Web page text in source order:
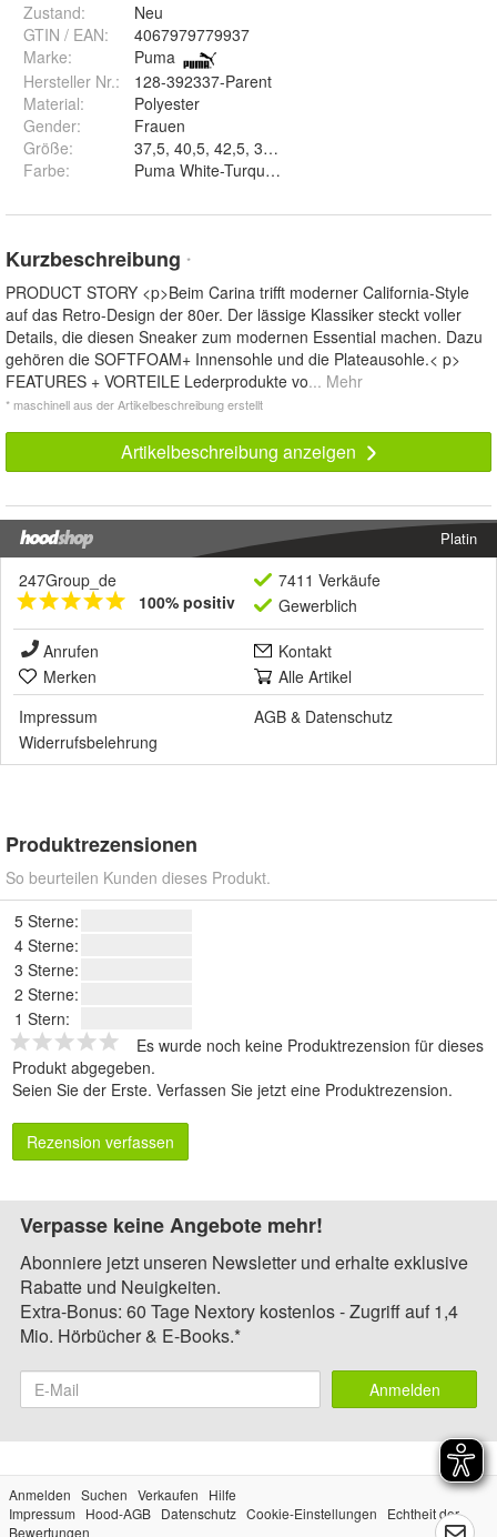
Zustand:
Neu
GTIN / EAN:
4067979779937
Marke:
Puma
Hersteller Nr.:
128-392337-Parent
Material:
Polyester
Gender:
Frauen
Größe:
Farbe: Puma White-Turquoise Surf, Puma White-Puma
Kurzbeschreibung *
PRODUCT STORY <p>Beim Carina trifft moderner California-Style
auf das Retro-Design der 80er. Der lässige Klassiker steckt voller
Details, die diesen Sneaker zum modernen Essential machen. Dazu
gehören die SOFTFOAM+ Innensohle und die Plateausohle.< p>
FEATURES + VORTEILE Lederprodukte vo... Mehr
* maschinell aus der Artikelbeschreibung erstellt
Artikelbeschreibung anzeigen
Platin
247Group_de
100% positiv
7411 Verkäufe
Gewerblich
Anrufen
Kontakt
Merken
Alle Artikel
Impressum
AGB & Datenschutz
Widerrufsbelehrung
Produktrezensionen
So beurteilen Kunden dieses Produkt.
5 Sterne:
4 Sterne:
3 Sterne:
2 Sterne:
1 Stern:
Es wurde noch keine Produktrezension für dieses
Produkt abgegeben.
Seien Sie der Erste. Verfassen Sie jetzt eine Produktrezension.
Rezension verfassen
Verpasse keine Angebote mehr!
Abonniere jetzt unseren Newsletter und erhalte exklusive
Rabatte und Neuigkeiten.
Extra-Bonus: 60 Tage Nextory kostenlos - Zugriff auf 1,4
Mio. Hörbücher & E-Books.*
Anmelden
Anmelden Suchen Verkaufen
Hilfe
Impressum
Hood-AGB Datenschutz Cookie-Einstellungen
Echtheit der
Bewertungen